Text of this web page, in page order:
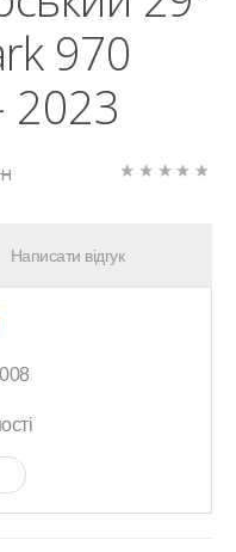
970
2023
Написати відгук